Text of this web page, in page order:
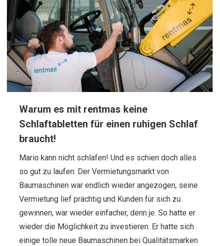
Warum es mit rentmas keine
Schlaftabletten für einen ruhigen Schlaf
braucht!
Mario kann nicht schlafen! Und es schien doch alles
so gut zu laufen: Der Vermietungsmarkt von
Baumaschinen war endlich wieder angezogen, seine
Vermietung lief prächtig und Kunden für sich zu
gewinnen, war wieder einfacher, denn je. So hatte er
wieder die Möglichkeit zu investieren. Er hatte sich
einige tolle neue Baumaschinen bei Qualitätsmarken